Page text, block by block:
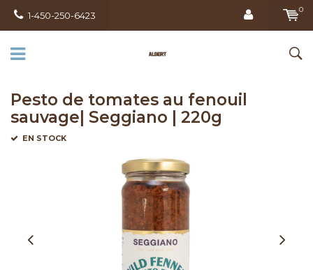
1-450-250-6423
0
Pesto de tomates au fenouil
sauvage| Seggiano | 220g
EN STOCK